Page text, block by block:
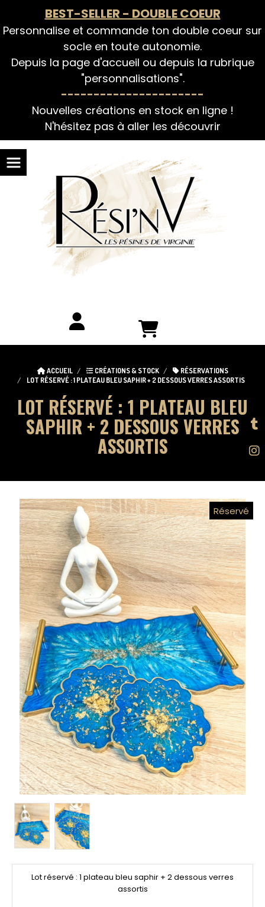
BEST-SELLER - DOUBLE COEUR
Personnalise et commande ton double coeur sur
socle en toute autonomie.
Depuis la page d'accueil ou depuis la rubrique
"personnalisations".
----------------------
Nouvelles créations en stock en ligne !
N'hésitez pas à aller les découvrir
ACCUEIL CRÉATIONS & STOCK
RÉSERVATIONS
LOT RÉSERVÉ : 1 PLATEAU BLEU SAPHIR + 2 DESSOUS VERRES ASSORTIS
LOT RÉSERVÉ : 1 PLATEAU BLEU
SAPHIR + 2 DESSOUS VERRES
ASSORTIS
Réservé
Lot réservé : 1 plateau bleu saphir + 2 dessous verres
assortis